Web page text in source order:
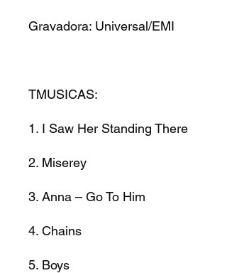
Gravadora: Universal/EMI
TMUSICAS:
1. I Saw Her Standing There
2. Miserey
3. Anna – Go To Him
4. Chains
5. Boys